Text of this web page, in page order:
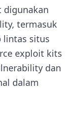
digunakan
termasuk
lintas situs
exploit kits
dan
dalam